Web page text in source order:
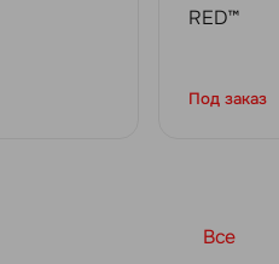
RED™
Под заказ
Все